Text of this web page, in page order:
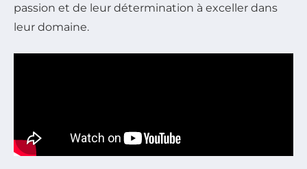
passion et de leur détermination à exceller dans
leur domaine.